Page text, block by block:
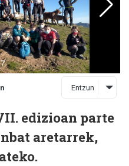
Entzun
edizioan parte
aretarrek,